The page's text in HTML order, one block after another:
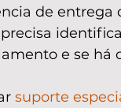
de entrega
e se há
suporte